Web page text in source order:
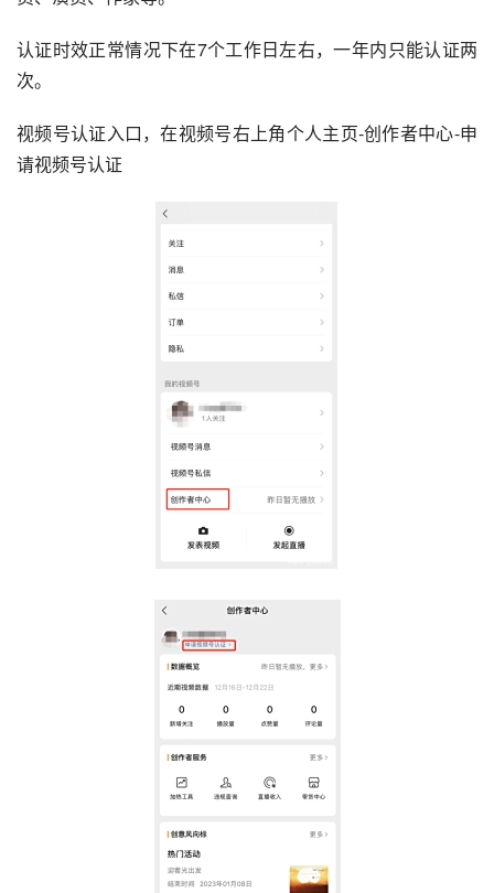
认证时效正常情况下在7个工作日左右，一年内只能认证两
次。
视频号认证入口，在视频号右上角个人主页-创作者中心-申
请视频号认证